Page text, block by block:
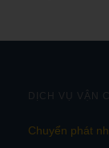
DỊCH VỤ VẬN
Chuyển phát